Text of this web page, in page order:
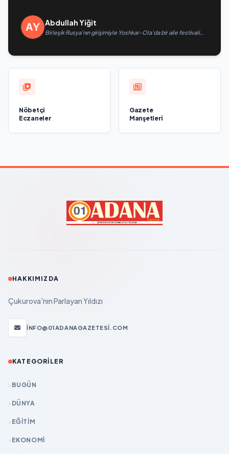
Abdullah Yiğit
Birleşik Rusya’nın girişimiyle Yoshkar-Ola’da bir aile festivali
Nöbetçi
Eczaneler
Gazete
Manşetleri
HAKKIMIZDA
Çukurova'nın Parlayan Yıldızı
INFO@01ADANAGAZETESI.COM
KATEGORILER
BUGÜN
DÜNYA
EĞİTİM
EKONOMİ